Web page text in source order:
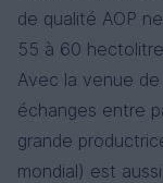
de qualité AOP
55 à 60
Avec la venue
échanges entre
grande
mondial) est